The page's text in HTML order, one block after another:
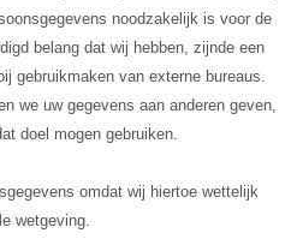
noodzakelijk is voor de
belang dat wij hebben, zijnde een
gebruikmaken van externe bureaus.
we uw gegevens aan anderen geven,
doel mogen gebruiken.
omdat wij hiertoe wettelijk
wetgeving.